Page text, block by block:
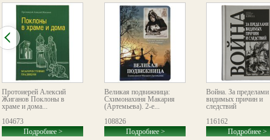
Протоиерей Алексий
Жиганов Поклоны в
храме и дома...
104673
Подробнее >
Великая подвижница:
Схимонахиня Макария
(Артемьева). 2-е...
108826
Подробнее >
Война. За пределами
видимых причин и
следствий
116162
Подробнее >